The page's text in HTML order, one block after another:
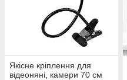
Якісне кріплення для
відеоняні, камери 70 см